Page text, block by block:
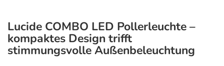
Lucide COMBO LED Pollerleuchte –
kompaktes Design trifft
stimmungsvolle Außenbeleuchtung